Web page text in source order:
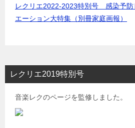
レクリエ2022-2023特別号 感染予防
エーション大特集（別冊家庭画報）
レクリエ2019特別号
音楽レクのページを監修しました。